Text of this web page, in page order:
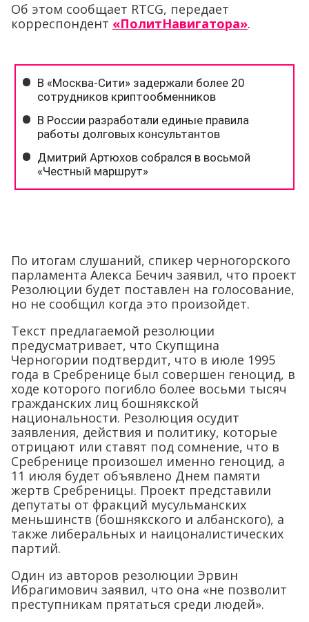
Об этом сообщает RTCG, передает
корреспондент «ПолитНавигатора».
По итогам слушаний, спикер черногорского
парламента Алекса Бечич заявил, что проект
Резолюции будет поставлен на голосование,
но не сообщил когда это произойдет.
Текст предлагаемой резолюции
предусматривает, что Скупщина
Черногории подтвердит, что в июле 1995
года в Сребренице был совершен геноцид, в
ходе которого погибло более восьми тысяч
гражданских лиц бошнякской
национальности. Резолюция осудит
заявления, действия и политику, которые
отрицают или ставят под сомнение, что в
Сребренице произошел именно геноцид, а
11 июля будет объявлено Днем памяти
жертв Сребреницы. Проект представили
депутаты от фракций мусульманских
меньшинств (бошнякского и албанского), а
также либеральных и наицоналистических
партий.
Один из авторов резолюции Эрвин
Ибрагимович заявил, что она «не позволит
преступникам прятаться среди людей».